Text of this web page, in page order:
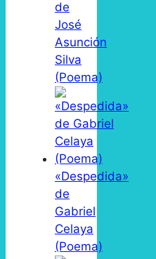
de
José
Asunción
Silva
(Poema)
«Despedida»
de
Gabriel
Celaya
(Poema)